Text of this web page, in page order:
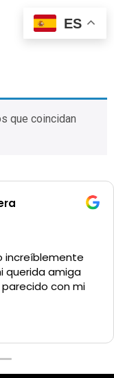
ES
que coincidan
increíblemente
querida amiga
con mi